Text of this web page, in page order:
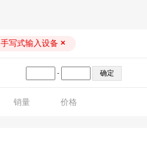
手写式输入设备 ×
-
销量 价格